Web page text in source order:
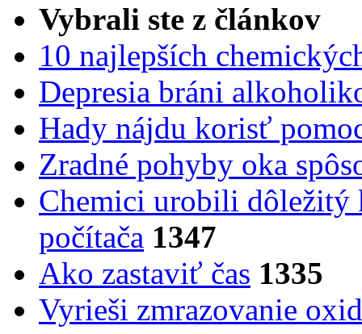
Vybrali ste z článkov
10 najlepších
Depresia bráni
Hady nájdu korisť
Zradné pohyby oka
Chemici urobili dôležitý
počítača 1347
Ako zastaviť čas 1335
Vyrieši zmrazovanie